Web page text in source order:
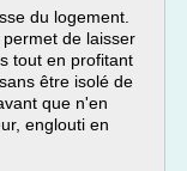
du logement.
de laisser
tout en profitant
être isolé de
que n'en
englouti en